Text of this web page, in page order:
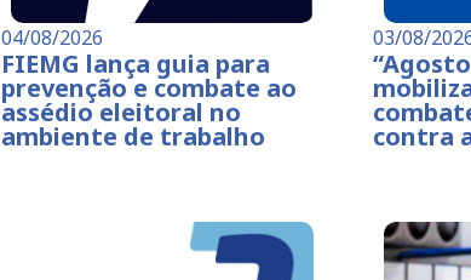
04/08/2026
FIEMG lança guia para
prevenção e combate ao
assédio eleitoral no
ambiente de trabalho
03/08/
contra